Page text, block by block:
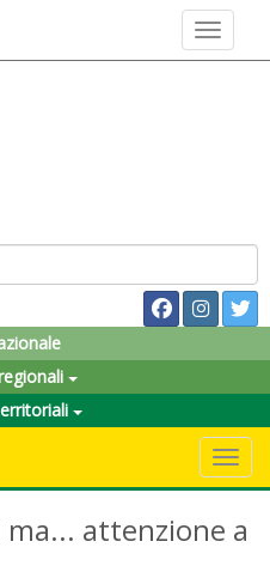
Toggle
attenzione a